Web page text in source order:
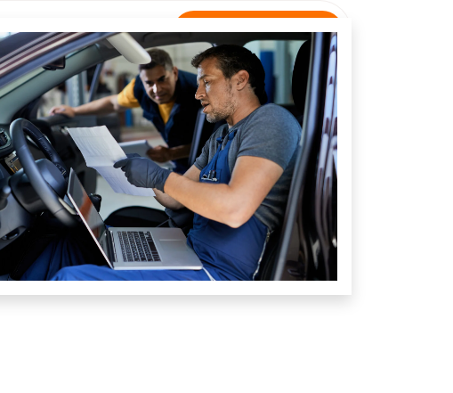
Rastreamento
CONTATO
Unidade Paraúna